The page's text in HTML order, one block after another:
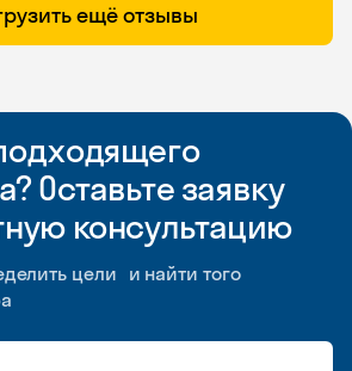
ещё отзывы
Оставьте заявку
консультацию
цели и найти того